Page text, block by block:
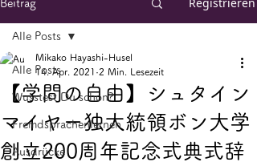
Beitrag
Alle Posts
Wusstest Du schon?
Fremdsprachenlernen
Ausdrücke
Alle Posts
【学問の自由】シュタイン
マイヤー独大統領ボン大学
創立200周年記念式典式辞
Mikako Hayashi-Husel
14. Apr. 2021 2 Min. Lesezeit